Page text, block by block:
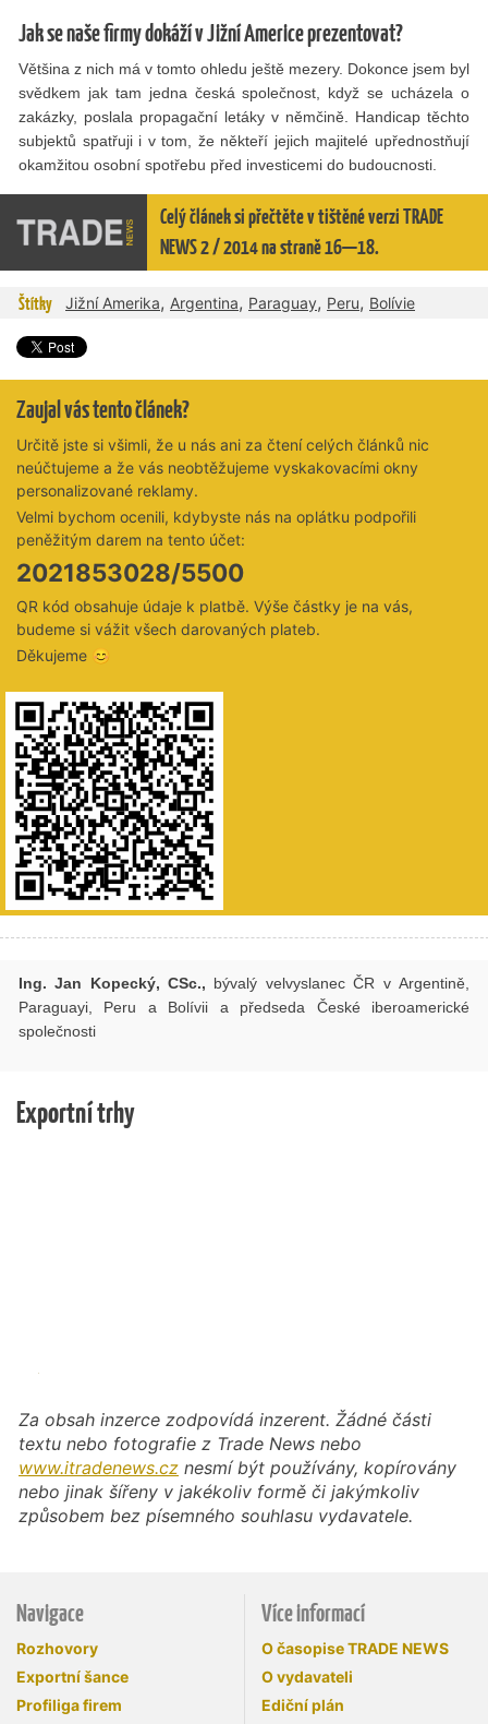
Jak se naše firmy dokáží v Jižní Americe prezentovat?
Většina z nich má v tomto ohledu ještě mezery. Dokonce jsem byl
svědkem jak tam jedna česká společnost, když se ucházela o
zakázky, poslala propagační letáky v němčině. Handicap těchto
subjektů spatřuji i v tom, že někteří jejich majitelé upřednostňují
okamžitou osobní spotřebu před investicemi do budoucnosti.
Celý článek si přečtěte v tištěné verzi TRADE
NEWS 2 / 2014 na straně 16—18.
Štítky Jižní Amerika, Argentina, Paraguay, Peru, Bolívie
Zaujal vás tento článek?
Určitě jste si všimli, že u nás ani za čtení celých článků nic
neúčtujeme a že vás neobtěžujeme vyskakovacími okny
personalizované reklamy.
Velmi bychom ocenili, kdybyste nás na oplátku podpořili
peněžitým darem na tento účet:
2021853028/5500
QR kód obsahuje údaje k platbě. Výše částky je na vás,
budeme si vážit všech darovaných plateb.
Děkujeme 😊
Ing. Jan Kopecký, CSc., bývalý velvyslanec ČR v Argentině,
Paraguayi, Peru a Bolívii a předseda České iberoamerické
společnosti
Exportní trhy
Za obsah inzerce zodpovídá inzerent. Žádné části
textu nebo fotografie z Trade News nebo
www.itradenews.cz nesmí být používány, kopírovány
nebo jinak šířeny v jakékoliv formě či jakýmkoliv
způsobem bez písemného souhlasu vydavatele.
Navigace
Rozhovory
Exportní šance
Profiliga firem
Více informací
O časopise TRADE NEWS
O vydavateli
Ediční plán